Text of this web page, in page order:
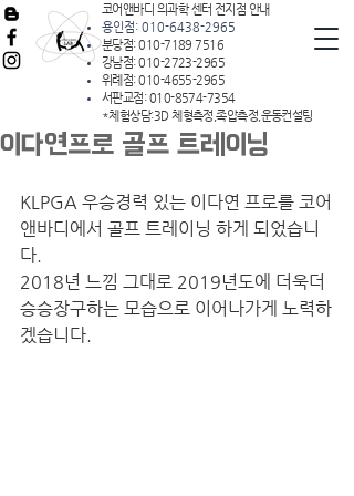
코어앤바디 의과학 센터 전지점 안내
용인점: 010-6438-2965
분당점:010-7189 7516
강남점:010-2723-2965
위례점:010-4655-2965
서판교점:010-8574-7354
*체험상담:3D 체형측정,족압측정,운동컨설팅
이다연프로 골프 트레이닝
KLPGA 우승경력 있는 이다연 프로를 코어
앤바디에서 골프 트레이닝 하게 되었습니
다.
2018년 느낌 그대로 2019년도에 더욱더
승승장구하는 모습으로 이어나가게 노력하
겠습니다.